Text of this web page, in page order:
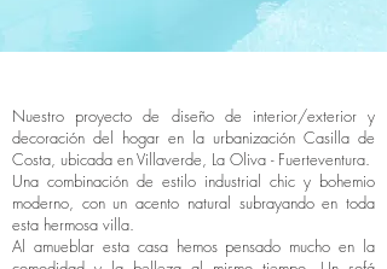
Nuestro proyecto de diseño de interior/exterior y
decoración del hogar en la urbanización Casilla de
Costa, ubicada en Villaverde, La Oliva - Fuerteventura.
Una combinación de estilo industrial chic y bohemio
moderno, con un acento natural subrayando en toda
esta hermosa villa.
Al amueblar esta casa hemos pensado mucho en la